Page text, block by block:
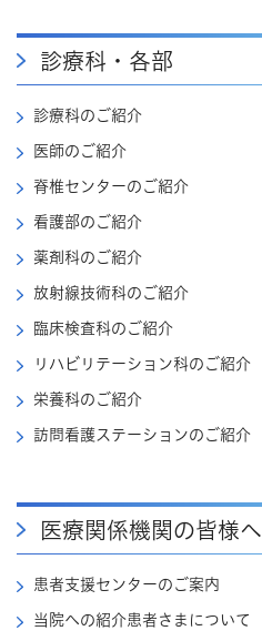
診療科・各部
診療科のご紹介
医師のご紹介
脊椎センターのご紹介
看護部のご紹介
薬剤科のご紹介
放射線技術科のご紹介
臨床検査科のご紹介
リハビリテーション科のご紹介
栄養科のご紹介
訪問看護ステーションのご紹介
医療関係機関の皆様へ
患者支援センターのご案内
当院への紹介患者さまについて